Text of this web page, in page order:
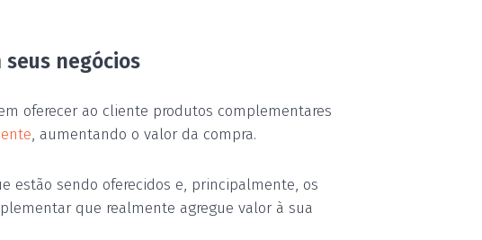
negócios
oferecer ao cliente produtos complementares
, aumentando o valor da compra.
estão sendo oferecidos e, principalmente, os
que realmente agregue valor à sua